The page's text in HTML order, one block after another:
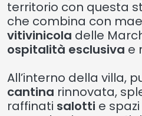
territorio con questa
che combina con
vitivinicola delle
ospitalità esclusiva e
All’interno della villa,
cantina rinnovata,
raffinati salotti e